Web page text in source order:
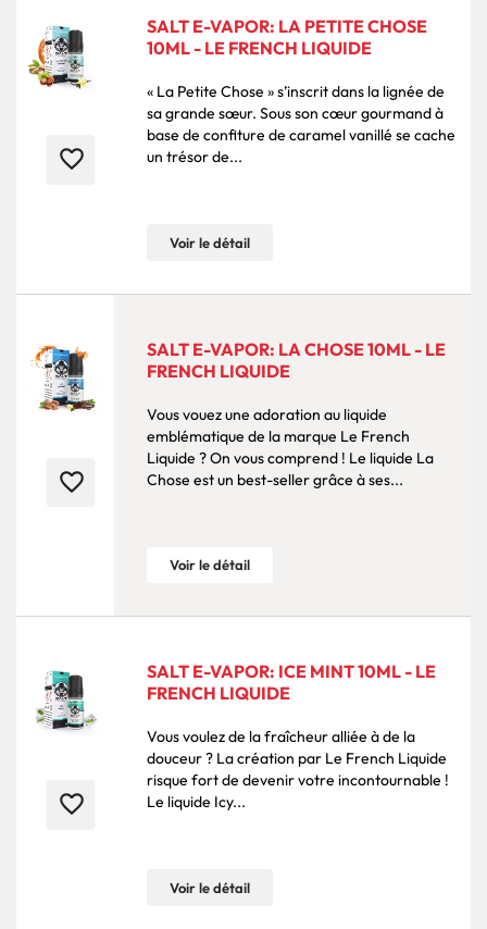
favorite_border
SALT E-VAPOR: LA PETITE CHOSE
10ML - LE FRENCH LIQUIDE
« La Petite Chose » s’inscrit dans la lignée de
sa grande sœur. Sous son cœur gourmand à
base de confiture de caramel vanillé se cache
un trésor de...
Voir le détail
favorite_border
SALT E-VAPOR: LA CHOSE 10ML - LE
FRENCH LIQUIDE
Vous vouez une adoration au liquide
emblématique de la marque Le French
Liquide ? On vous comprend ! Le liquide La
Chose est un best-seller grâce à ses...
Voir le détail
favorite_border
SALT E-VAPOR: ICE MINT 10ML - LE
FRENCH LIQUIDE
Vous voulez de la fraîcheur alliée à de la
douceur ? La création par Le French Liquide
risque fort de devenir votre incontournable !
Le liquide Icy...
Voir le détail